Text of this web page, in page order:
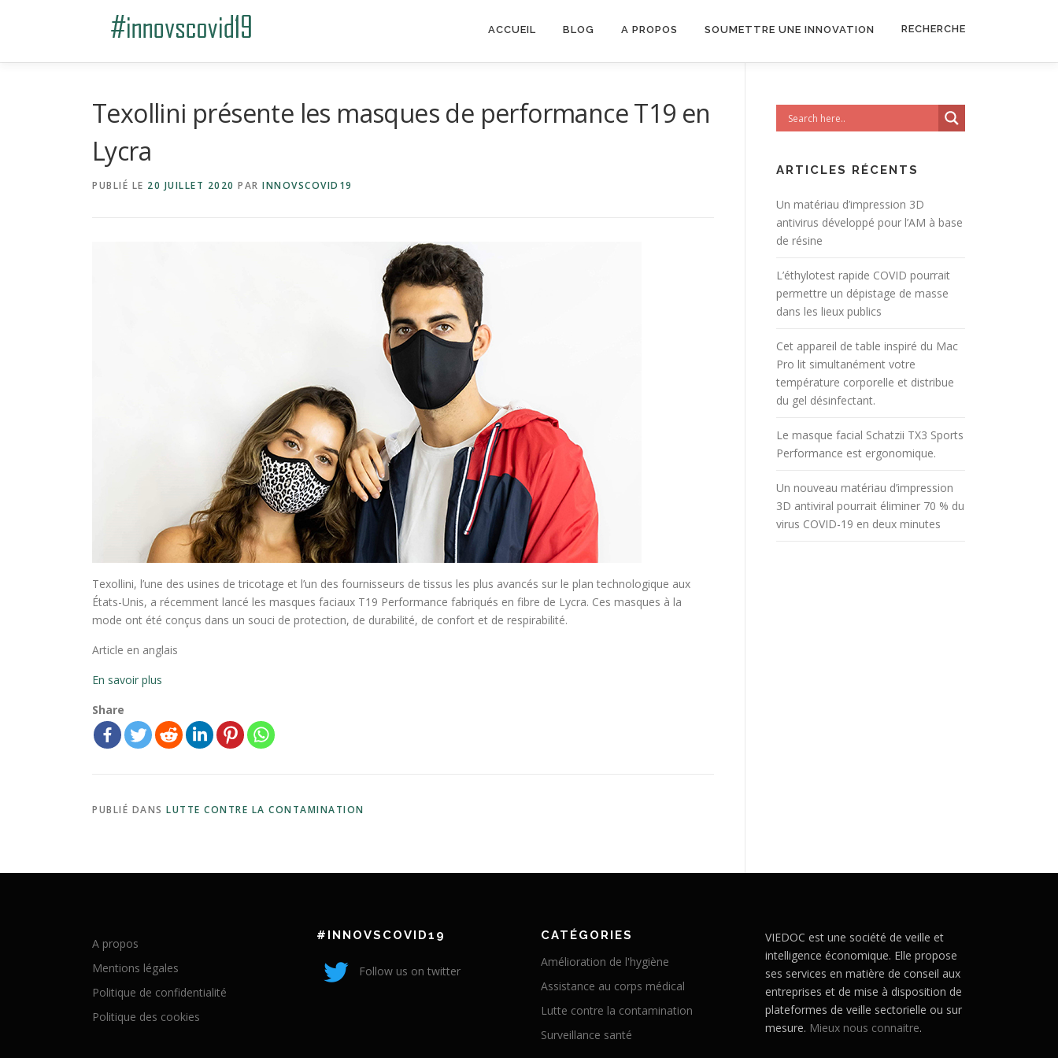
ACCUEIL BLOG A PROPOS SOUMETTRE UNE INNOVATION RECHERCHE
Texollini présente les masques de performance T19 en
Lycra
PUBLIÉ LE 20 JUILLET 2020 PAR INNOVSCOVID19
Texollini, l’une des usines de tricotage et l’un des fournisseurs de tissus les plus avancés sur le plan technologique aux
États-Unis, a récemment lancé les masques faciaux T19 Performance fabriqués en fibre de Lycra. Ces masques à la
mode ont été conçus dans un souci de protection, de durabilité, de confort et de respirabilité.
Article en anglais
En savoir plus
Share
PUBLIÉ DANS LUTTE CONTRE LA CONTAMINATION
ARTICLES RÉCENTS
Un matériau d’impression 3D
antivirus développé pour l’AM à base
de résine
L’éthylotest rapide COVID pourrait
permettre un dépistage de masse
dans les lieux publics
Cet appareil de table inspiré du Mac
Pro lit simultanément votre
température corporelle et distribue
du gel désinfectant.
Le masque facial Schatzii TX3 Sports
Performance est ergonomique.
Un nouveau matériau d’impression
3D antiviral pourrait éliminer 70 % du
virus COVID-19 en deux minutes
A propos
Mentions légales
Politique de confidentialité
Politique des cookies
#INNOVSCOVID19
Follow us on twitter
CATÉGORIES
Amélioration de l'hygiène
Assistance au corps médical
Lutte contre la contamination
Surveillance santé
VIEDOC est une société de veille et
intelligence économique. Elle propose
ses services en matière de conseil aux
entreprises et de mise à disposition de
plateformes de veille sectorielle ou sur
mesure. Mieux nous connaitre.